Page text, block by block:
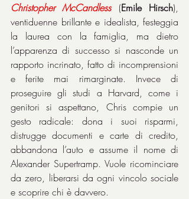
Christopher McCandless (Emile Hirsch),
ventiduenne brillante e idealista, festeggia
la laurea con la famiglia, ma dietro
l’apparenza di successo si nasconde un
rapporto incrinato, fatto di incomprensioni
e ferite mai rimarginate. Invece di
proseguire gli studi a Harvard, come i
genitori si aspettano, Chris compie un
gesto radicale: dona i suoi risparmi,
distrugge documenti e carte di credito,
abbandona l’auto e assume il nome di
Alexander Supertramp. Vuole ricominciare
da zero, liberarsi da ogni vincolo sociale
e scoprire chi è davvero.